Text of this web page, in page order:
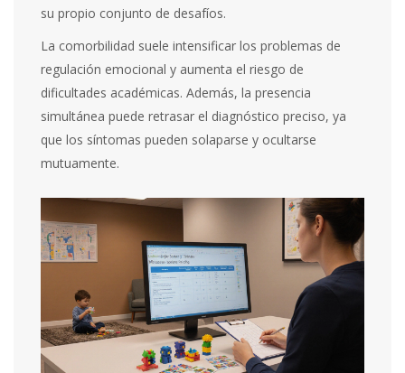
su propio conjunto de desafíos.
La comorbilidad suele intensificar los problemas de
regulación emocional y aumenta el riesgo de
dificultades académicas. Además, la presencia
simultánea puede retrasar el diagnóstico preciso, ya
que los síntomas pueden solaparse y ocultarse
mutuamente.